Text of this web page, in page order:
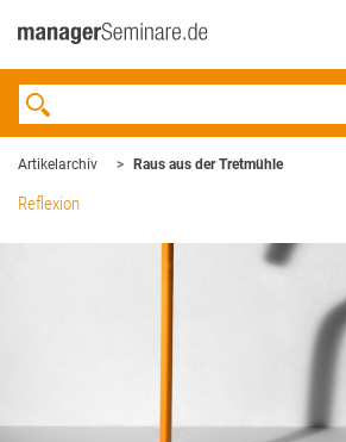
Artikelarchiv Raus aus der Tretmühle
Reflexion